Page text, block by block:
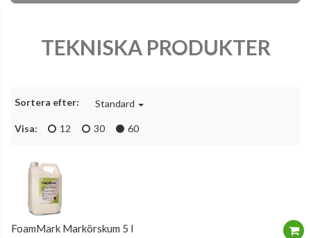
TEKNISKA PRODUKTER
Sortera efter: Standard
Visa: 12 30 60
FoamMark Markörskum 5 l